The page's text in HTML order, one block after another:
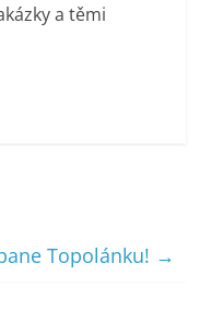
a těmi
Topolánku! →